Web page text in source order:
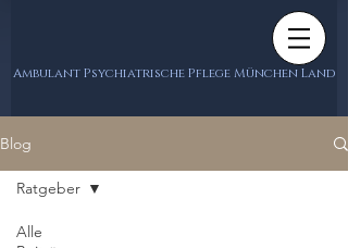
Ambulant Psychiatrische Pflege München Land
Blog
Alle
Ratgeber